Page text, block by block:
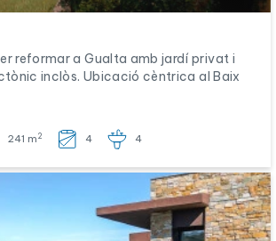
reformar a Gualta amb jardí privat i
inclòs. Ubicació cèntrica al Baix
241 m 2 4 4